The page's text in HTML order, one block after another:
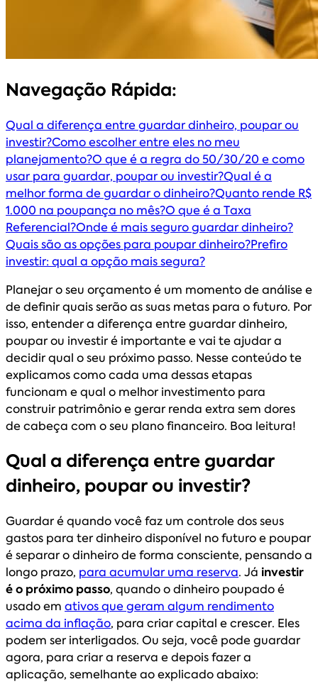
Navegação Rápida:
Qual a diferença entre guardar dinheiro, poupar ou
investir?Como escolher entre eles no meu
planejamento?O que é a regra do 50/30/20 e como
usar para guardar, poupar ou investir?Qual é a
melhor forma de guardar o dinheiro?Quanto rende R$
1.000 na poupança no mês?O que é a Taxa
Referencial?Onde é mais seguro guardar dinheiro?
Quais são as opções para poupar dinheiro?Prefiro
investir: qual a opção mais segura?
Planejar o seu orçamento é um momento de análise e
de definir quais serão as suas metas para o futuro. Por
isso, entender a diferença entre guardar dinheiro,
poupar ou investir é importante e vai te ajudar a
decidir qual o seu próximo passo. Nesse conteúdo te
explicamos como cada uma dessas etapas
funcionam e qual o melhor investimento para
construir patrimônio e gerar renda extra sem dores
de cabeça com o seu plano financeiro. Boa leitura!
Qual a diferença entre guardar
dinheiro, poupar ou investir?
Guardar é quando você faz um controle dos seus
gastos para ter dinheiro disponível no futuro e poupar
é separar o dinheiro de forma consciente, pensando a
longo prazo, para acumular uma reserva. Já investir
é o próximo passo, quando o dinheiro poupado é
usado em ativos que geram algum rendimento
acima da inflação, para criar capital e crescer. Eles
podem ser interligados. Ou seja, você pode guardar
agora, para criar a reserva e depois fazer a
aplicação, semelhante ao explicado abaixo: